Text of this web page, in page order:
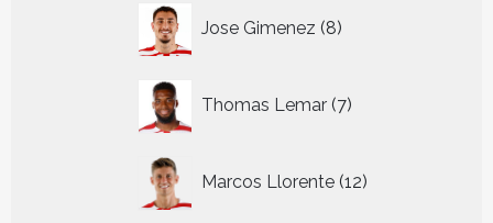
Jose Gimenez 8
producten
Thomas Lemar 7
producten
Marcos Llorente 12
producten